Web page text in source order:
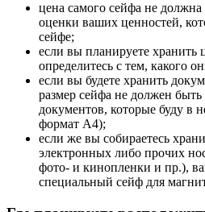
цена самого сейфа не
оценки ваших ценностей,
сейфе;
если вы планируете хранить
определитесь с тем, какого
если вы будете хранить
размер сейфа не должен
документов, которые буду в
формат А4);
если же вы собираетесь
электронных либо прочих
фото- и кинопленки и пр.),
специальный сейф для